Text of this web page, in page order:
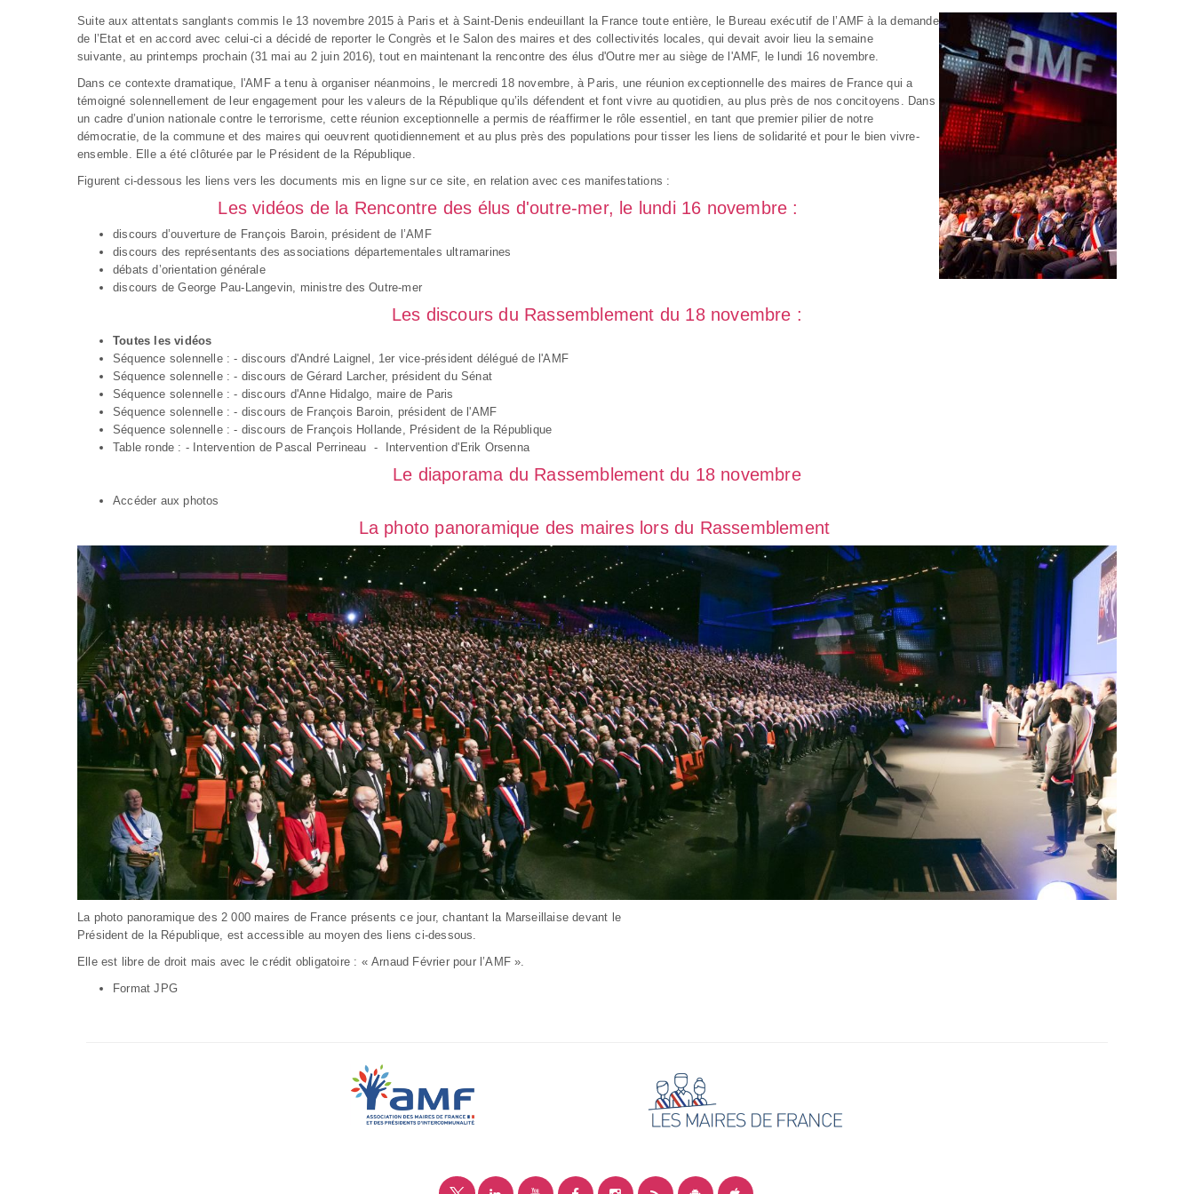
Suite aux attentats sanglants commis le 13 novembre 2015 à Paris et à Saint-Denis endeuillant la France toute entière, le Bureau exécutif de l’AMF à la demande
de l’Etat et en accord avec celui-ci a décidé de reporter le Congrès et le Salon des maires et des collectivités locales, qui devait avoir lieu la semaine
suivante, au printemps prochain (31 mai au 2 juin 2016), tout en maintenant la rencontre des élus d'Outre mer au siège de l'AMF, le lundi 16 novembre.
Dans ce contexte dramatique, l'AMF a tenu à organiser néanmoins, le mercredi 18 novembre, à Paris, une réunion exceptionnelle des maires de France qui a
témoigné solennellement de leur engagement pour les valeurs de la République qu’ils défendent et font vivre au quotidien, au plus près de nos concitoyens. Dans
un cadre d’union nationale contre le terrorisme, cette réunion exceptionnelle a permis de réaffirmer le rôle essentiel, en tant que premier pilier de notre
démocratie, de la commune et des maires qui oeuvrent quotidiennement et au plus près des populations pour tisser les liens de solidarité et pour le bien vivre-
ensemble. Elle a été clôturée par le Président de la République.
Figurent ci-dessous les liens vers les documents mis en ligne sur ce site, en relation avec ces manifestations :
Les vidéos de la Rencontre des élus d'outre-mer, le lundi 16 novembre :
discours d’ouverture de François Baroin, président de l’AMF
discours des représentants des associations départementales ultramarines
débats d’orientation générale
discours de George Pau-Langevin, ministre des Outre-mer
Les discours du Rassemblement du 18 novembre :
Toutes les vidéos
Séquence solennelle :- discours d'André Laignel, 1er vice-président délégué de l'AMF
Séquence solennelle :- discours de Gérard Larcher, président du Sénat
Séquence solennelle :- discours d'Anne Hidalgo, maire de Paris
Séquence solennelle :- discours de François Baroin, président de l'AMF
Séquence solennelle :- discours de François Hollande, Président de la République
Table ronde : - Intervention de Pascal Perrineau - Intervention d'Erik Orsenna
Le diaporama du Rassemblement du 18 novembre
Accéder aux photos
La photo panoramique des maires lors du Rassemblement
La photo panoramique des 2 000 maires de France présents ce jour, chantant la Marseillaise devant le
Président de la République, est accessible au moyen des liens ci-dessous.
Elle est libre de droit mais avec le crédit obligatoire : « Arnaud Février pour l’AMF ».
Format JPG